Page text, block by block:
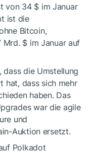
von 34 $ im Januar
ist die
Bitcoin,
Mrd. $ im Januar auf
dass die Umstellung
hat, dass sich mehr
haben. Das
war die agile
und
Auktion ersetzt.
Polkadot